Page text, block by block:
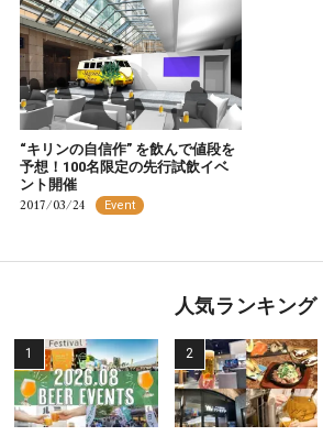
“キリンの自信作” を飲んで値段を
予想！100名限定の先行試飲イベ
ント開催
2017/03/24 Event
人気ランキング